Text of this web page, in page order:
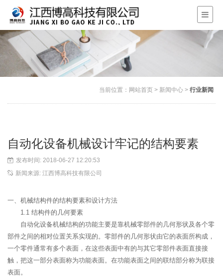
当前位置： 网站首页 > 新闻中心 > 行业新闻
自动化设备机械设计牢记的结构要素
发布时间: 2018-06-27 12:20:53
新闻来源: 江西博高科技有限公司
一、机械结构件的结构要素和设计方法
1.1 结构件的几何要素
自动化设备机械结构的功能主要是靠机械零部件的几何形状及各个零
部件之间的相对位置关系实现的。零部件的几何形状由它的表面所构成，
一个零件通常有多个表面，在这些表面中有的与其它零部件表面直接接
触，把这一部分表面称为功能表面。在功能表面之间的联结部分称为联接
表面。